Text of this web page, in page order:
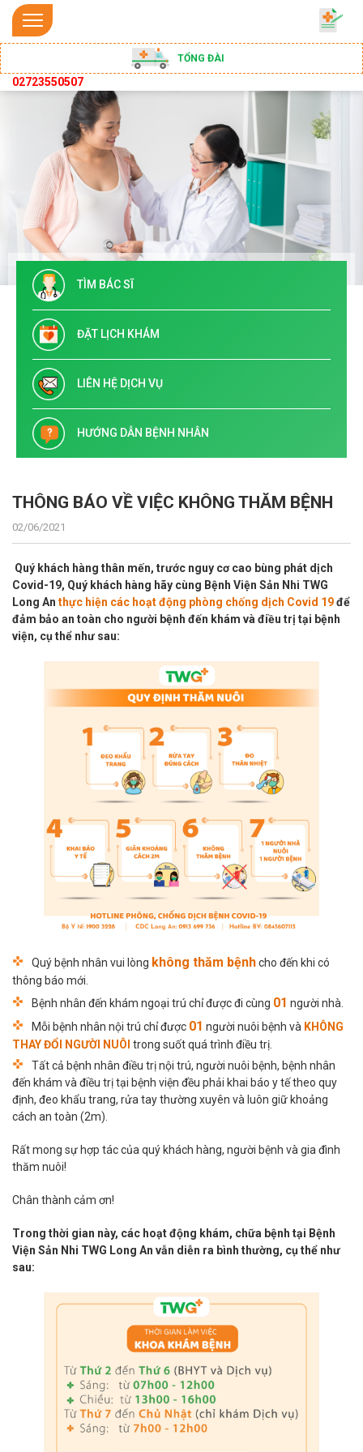
TỔNG ĐÀI
02723550507
TÌM BÁC SĨ
ĐẶT LỊCH KHÁM
LIÊN HỆ DỊCH VỤ
HƯỚNG DẪN BỆNH NHÂN
THÔNG BÁO VỀ VIỆC KHÔNG THĂM BỆNH
02/06/2021
Quý khách hàng thân mến, trước nguy cơ cao bùng phát dịch
Covid-19, Quý khách hàng hãy cùng Bệnh Viện Sản Nhi TWG
Long An thực hiện các hoạt động phòng chống dịch Covid 19để
đảm bảo an toàn cho người bệnh đến khám và điều trị tại bệnh
viện, cụ thể như sau:
Quý bệnh nhân vui lòng không thăm bệnhcho đến khi có
thông báo mới.
Bệnh nhân đến khám ngoại trú chỉ được đi cùng 01 người nhà.
Mỗi bệnh nhân nội trú chỉ được 01 người nuôi bệnh và KHÔNG
THAY ĐỔI NGƯỜI NUÔI trong suốt quá trình điều trị.
Tất cả bệnh nhân điều trị nội trú, người nuôi bệnh, bệnh nhân
đến khám và điều trị tại bệnh viện đều phải khai báo y tế theo quy
định, đeo khẩu trang, rửa tay thường xuyên và luôn giữ khoảng
cách an toàn (2m).
Rất mong sự hợp tác của quý khách hàng, người bệnh và gia đình
thăm nuôi!
Chân thành cảm ơn!
Trong thời gian này, các hoạt động khám, chữa bệnh tại Bệnh
Viện Sản Nhi TWG Long An vẫn diễn ra bình thường, cụ thể như
sau: